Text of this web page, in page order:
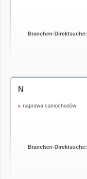
Branchen-Direktsuche:
N
naprawa samochodów
Branchen-Direktsuche: